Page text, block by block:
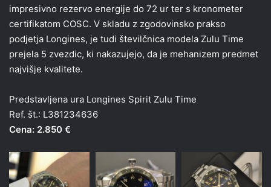
impresivno rezervo energije do 72 ur ter s kronometer
certifikatom COSC. V skladu z zgodovinsko prakso
podjetja Longines, je tudi številčnica modela Zulu Time
prejela 5 zvezdic, ki nakazujejo, da je mehanizem predmet
najvišje kvalitete.
Predstavljena ura Longines Spirit Zulu Time
Ref. št.: L381234636
Cena: 2.850 €